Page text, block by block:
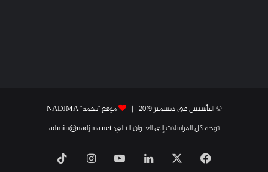
© التأسيس في ديسمبر 2019 |
موقع "نجمة" NADJMA
توجه كل المراسلات إلى العنوان التالي: admin@nadjma.net
فيسبوك لينكدإن يوتيوب انستقرام